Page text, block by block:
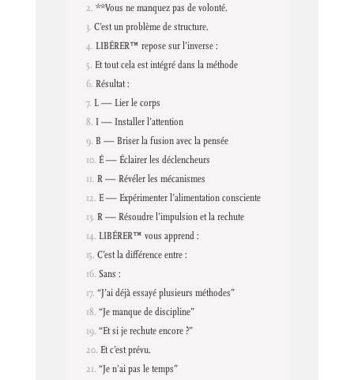
**Vous ne manquez pas de volonté.
C’est un problème de structure.
LIBÉRER™ repose sur l’inverse :
Et tout cela est intégré dans la méthode
Résultat :
L — Lier le corps
I — Installer l’attention
B — Briser la fusion avec la pensée
É — Éclairer les déclencheurs
R — Révéler les mécanismes
E — Expérimenter l’alimentation consciente
R — Résoudre l’impulsion et la rechute
LIBÉRER™ vous apprend :
C’est la différence entre :
Sans :
“J’ai déjà essayé plusieurs méthodes”
“Je manque de discipline”
“Et si je rechute encore ?”
Et c’est prévu.
“Je n’ai pas le temps”